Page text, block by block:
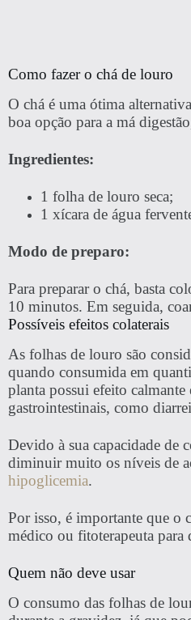
Como fazer o chá de louro
O chá é uma ótima
boa opção para a má
Ingredientes:
1 folha de louro seca;
1 xícara de água
Modo de preparo:
Para preparar o chá, basta
10 minutos. Em seguida,
Possíveis efeitos colaterais
As folhas de louro são
quando consumida em
planta possui efeito calmante
gastrointestinais, como
Devido à sua capacidade de
diminuir muito os níveis de
hipoglicemia.
Por isso, é importante que o
médico ou fitoterapeuta para
Quem não deve usar
O consumo das folhas de